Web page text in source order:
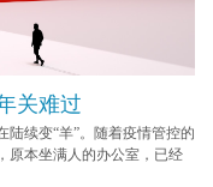
关难过
陆续变“羊”。随着疫情管控的
原本坐满人的办公室，已经